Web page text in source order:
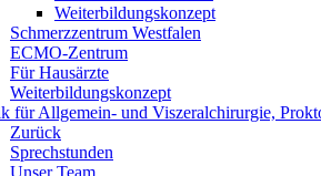
Weiterbildungskonzept
Schmerzzentrum Westfalen
ECMO-Zentrum
Für Hausärzte
Weiterbildungskonzept
für Allgemein- und Viszeralchirurgie,
Zurück
Sprechstunden
Unser Team